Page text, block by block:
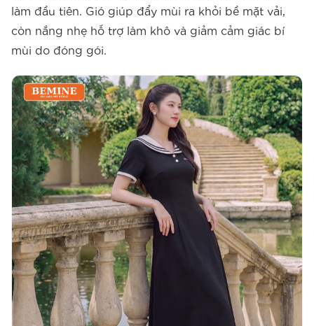
làm đầu tiên. Gió giúp đẩy mùi ra khỏi bề mặt vải,
còn nắng nhẹ hỗ trợ làm khô và giảm cảm giác bí
mùi do đóng gói.